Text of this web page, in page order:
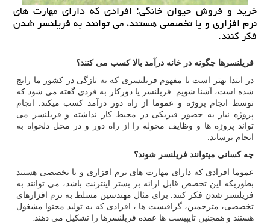
خرید و فروش حیوان خانگی: افرادی كه دارای مهارت های
نرم افزاری و یا تخصصی هستند، می توانند به فریلنسر شدن
فكر كنند.
فریلنسرها چگونه در خانه درآمد بالا کسب می کنند؟
در ابتدا بهتر است با مفهوم فریلنسری که به تازگی در کشور ما رایج
شده است، آشنا شویم. فریلنسر یا دورکار به فردی گفته می شود که
توسط انجام پروژه و عموما از راه دور درآمد کسب میکند. انجام
پروژه نیاز به حضور فیزیکی در محیط کار نداشته و فریلنسر می
تواند پروژه ها و وظایف محوله را از راه دور و در محل دلخواه به
انجام برساند
چه کسانی میتوانند فریلنسر شوند؟
عموما افرادی که دارای مهارت های نرم افزاری و یا تخصصی هستند
بطوریکه این تخصص قابل ارائه بر بستر اینترنت باشد، می توانند به
فریلنسر شدن فکر کنند. برای مثال مهندسین مسلط به نرم افزارهای
تخصصی، مترجمین، گرافیست ها ، افرادی که به تولید محتوا مشغول
هستند و همچنین تایپیست ها عمده فریلنسرها را تشکیل می دهند.